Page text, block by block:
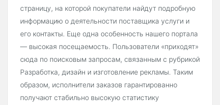
страницу, на которой покупатели найдут подробную
информацию о деятельности поставщика услуги и
его контакты. Еще одна особенность нашего портала
— высокая посещаемость. Пользователи «приходят»
сюда по поисковым запросам, связанным с рубрикой
Разработка, дизайн и изготовление рекламы. Таким
образом, исполнители заказов гарантированно
получают стабильно высокую статистику